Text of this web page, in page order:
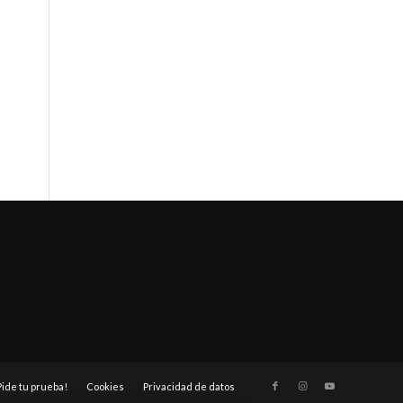
tu prueba! Cookies Privacidad de datos